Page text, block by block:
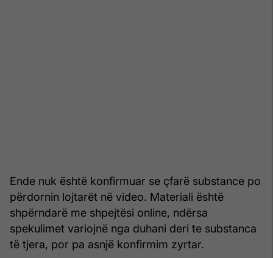
Ende nuk është konfirmuar se çfarë substance po
përdornin lojtarët në video. Materiali është
shpërndarë me shpejtësi online, ndërsa
spekulimet variojnë nga duhani deri te substanca
të tjera, por pa asnjë konfirmim zyrtar.